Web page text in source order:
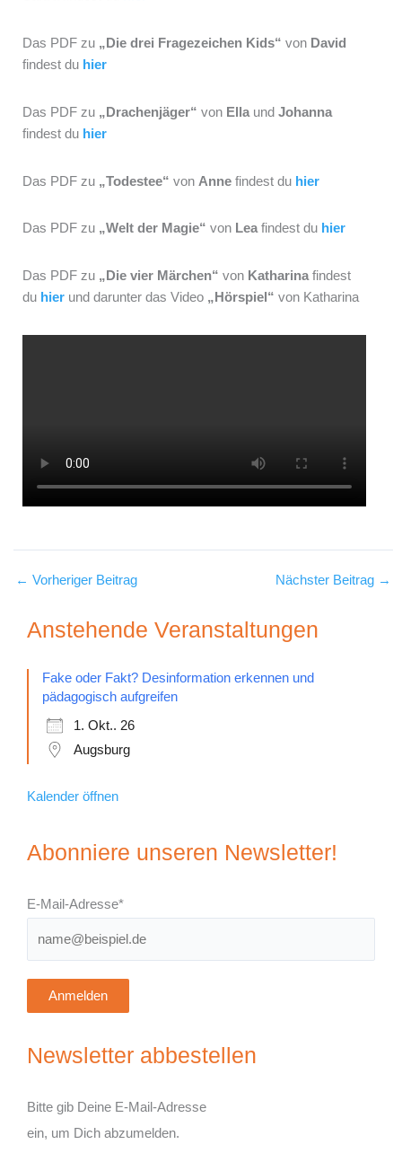
Das PDF zu „Die drei Fragezeichen Kids“ von David
findest du hier
Das PDF zu „Drachenjäger“ von Ella und Johanna
findest du hier
Das PDF zu „Todestee“ von Anne findest du hier
Das PDF zu „Welt der Magie“ von Leafindest du hier
Das PDF zu „ Die vier Märchen“ von Katharina findest
du hier und darunter das Video „Hörspiel“ von Katharina
← Vorheriger Beitrag Nächster Beitrag →
Anstehende Veranstaltungen
Fake oder Fakt? Desinformation erkennen und
pädagogisch aufgreifen
1. Okt.. 26
Augsburg
Kalender öffnen
Abonniere unseren Newsletter!
E-Mail-Adresse*
Anmelden
Newsletter abbestellen
Bitte gib Deine E-Mail-Adresse
ein, um Dich abzumelden.